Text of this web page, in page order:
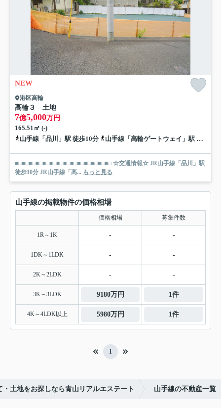
NEW
港区高輪
高輪３ 土地
7億5,000万円
165.51㎡ (-)
山手線「品川」駅 徒歩10分
山手線「高輪ゲートウェイ」駅 徒歩12分
■□■□■□■□■□■□■□■□■□■□■□■□■□■□ ☆交通情報☆ JR山手線「品川」駅
徒歩10分 JR山手線「高... もっと見る
山手線の掲載物件の価格相場
価格相場 募集件数
1R～1K - -
1DK～1LDK - -
2K～2LDK - -
3K～3LDK 9180万円 1件
4K～4LDK以上 5980万円 1件
1
土地をお探しなら青山リアルエステート 山手線の不動産一覧